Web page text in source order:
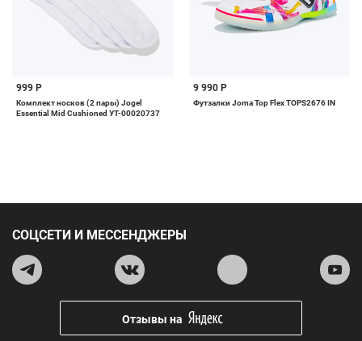
999 Р
Комплект носков (2 пары) Jogel
Essential Mid Cushioned УТ-00020737
9 990 Р
Футзалки Joma Top Flex TOPS2676 IN
СОЦСЕТИ И МЕССЕНДЖЕРЫ
Отзывы на